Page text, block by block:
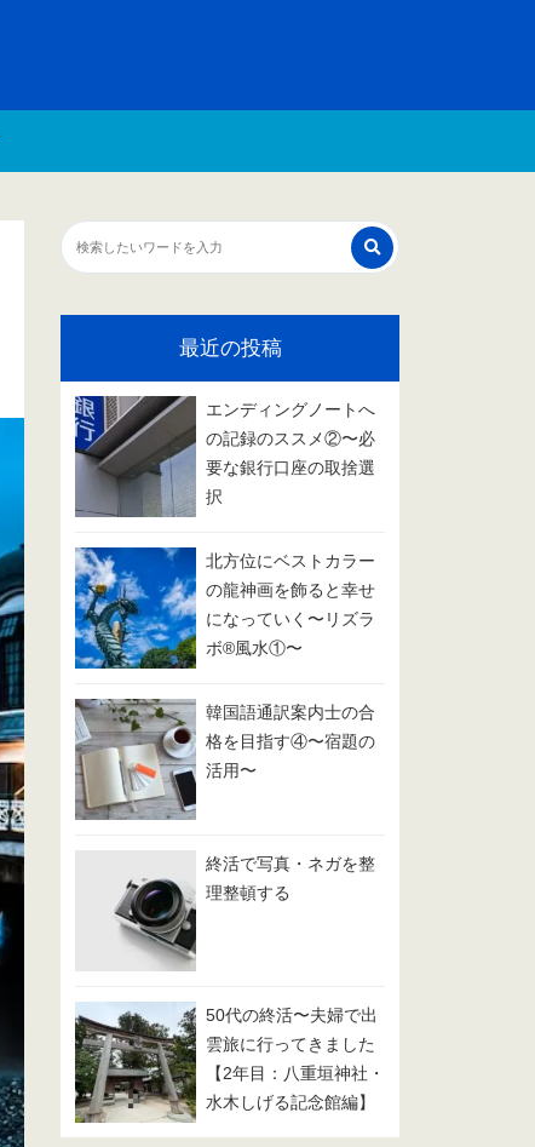
最近の投稿
エンディングノートへ
の記録のススメ②〜必
要な銀行口座の取捨選
択
北方位にベストカラー
の龍神画を飾ると幸せ
になっていく〜リズラ
ボ®️風水①〜
韓国語通訳案内士の合
格を目指す④〜宿題の
活用〜
終活で写真・ネガを整
理整頓する
50代の終活〜夫婦で出
雲旅に行ってきました
【2年目：八重垣神社・
水木しげる記念館編】